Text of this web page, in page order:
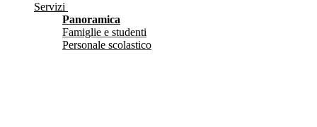
Servizi
Panoramica
Famiglie e studenti
Personale scolastico